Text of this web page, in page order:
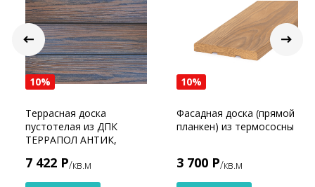
10%
Террасная доска
пустотелая из ДПК
ТЕРРАПОЛ АНТИК,
7 422 Р/кв.м
10%
Фасадная доска (прямой
планкен) из термососны
3 700 Р/кв.м